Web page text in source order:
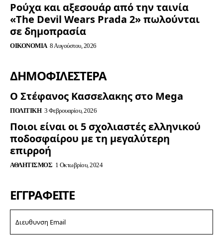
Ρούχα και αξεσουάρ από την ταινία
«The Devil Wears Prada 2» πωλούνται
σε δημοπρασία
ΟΙΚΟΝΟΜΊΑ 8 Αυγούστου, 2026
ΔΗΜΟΦΙΛΈΣΤΕΡΑ
Ο Στέφανος Κασσελακης στο Mega
ΠΟΛΙΤΙΚΉ 3 Φεβρουαρίου, 2026
Ποιοι είναι οι 5 σχολιαστές ελληνικού
ποδοσφαίρου με τη μεγαλύτερη
επιρροή
ΑΘΛΗΤΙΣΜΌΣ 1 Οκτωβρίου, 2024
ΕΓΓΡΑΦΕΊΤΕ